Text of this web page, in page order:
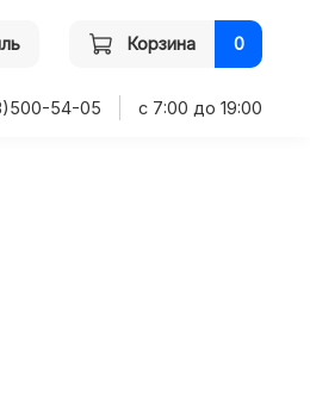
Корзина 0
54-05 с 7:00 до 19:00